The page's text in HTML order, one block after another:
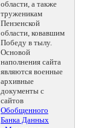
области, а также
труженикам
Пензенской
области, ковавшим
Победу в тылу.
Основой
наполнения сайта
являются военные
архивные
документы с
сайтов
Обобщенного
Банка Данных